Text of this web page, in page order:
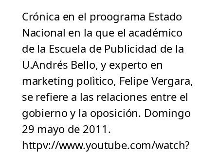
Crónica en el proograma Estado
Nacional en la que el académico
de la Escuela de Publicidad de la
U.Andrés Bello, y experto en
marketing polìtico, Felipe Vergara,
se refiere a las relaciones entre el
gobierno y la oposición. Domingo
29 mayo de 2011.
httpv://www.youtube.com/watch?